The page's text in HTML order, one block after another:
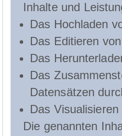
Inhalte und
Das Hochladen
Das Editieren
Das
Das
Datensätzen
Das
Die genannten